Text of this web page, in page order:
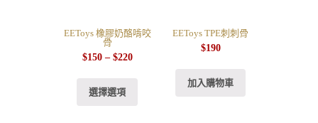
EEToys 橡膠奶酪啃咬
骨
$150– $220
選擇選項
EEToys TPE刺刺骨
$190
加入購物車